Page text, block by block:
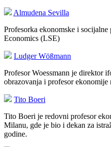
Almudena Sevilla
Profesorka ekonomske i
Economics (LSE)
Ludger Wößmann
Profesor Woessmann je direktor
obrazovanja i profesor
Tito Boeri
Tito Boeri je redovni profesor
Milanu, gde je bio i dekan za
godine.